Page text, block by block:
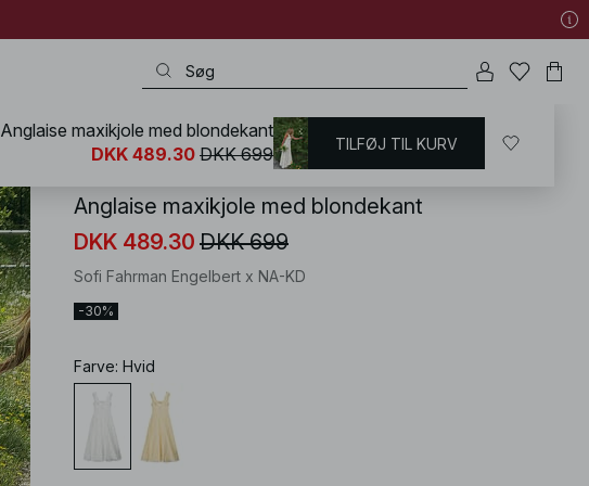
NA-KD / Kjoler / Kjoler med åben ryg
Anglaise maxikjole med blondekant
DKK 489.30 DKK 699
Sofi Fahrman Engelbert x NA-KD
-30%
Farve: Hvid
Anglaise maxikjole med blondekant
DKK 489.30 DKK 699 TILFØJ TIL KURV